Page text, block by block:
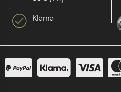
Klarna